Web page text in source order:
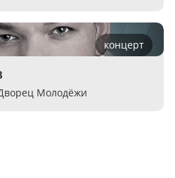
концерт
Молодёжи